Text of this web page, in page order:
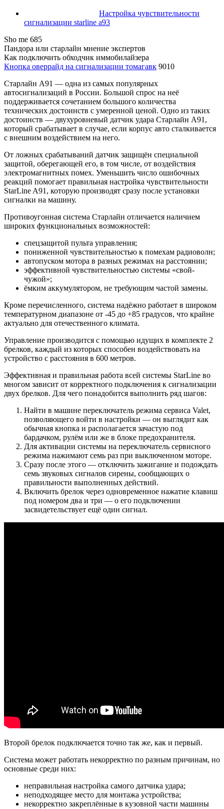
Настройка чувствительности
сигнализации starline a93
Sho me 685
Пандора или старлайн мнение экспертов
Как подключить обходчик иммобилайзера
Кнопка оверрайд на сигнализации томагавк 9010
Старлайн А91 — одна из самых популярных
автосигнализаций в России. Большой спрос на неё
поддерживается сочетанием большого количества
технических достоинств с умеренной ценой. Одно из таких
достоинств — двухуровневый датчик удара Старлайн А91,
который срабатывает в случае, если корпус авто сталкивается
с внешним воздействием на него.
От ложных срабатываний датчик защищён специальной
защитой, оберегающей его, в том числе, от воздействия
электромагнитных помех. Уменьшить число ошибочных
реакций помогает правильная настройка чувствительности
StarLine A91, которую производят сразу после установки
сигналки на машину.
Противоугонная система Старлайн отличается наличием
широких функциональных возможностей:
спецзащитой пульта управления;
пониженной чувствительностью к помехам радиоволн;
автопуском мотора в разных режимах на расстоянии;
эффективной чувствительностью системы «свой-
чужой»;
ёмким аккумулятором, не требующим частой замены.
Кроме перечисленного, система надёжно работает в широком
температурном диапазоне от -45 до +85 градусов, что крайне
актуально для отечественного климата.
Управление производится с помощью идущих в комплекте 2
брелков, каждый из которых способен воздействовать на
устройство с расстояния в 600 метров.
Эффективная и правильная работа всей системы StarLine во
многом зависит от корректного подключения к сигнализации
двух брелков. Для чего понадобится выполнить ряд шагов:
Найти в машине переключатель режима сервиса Valet,
позволяющего войти в настройки — он выглядит как
обычная кнопка и располагается зачастую под
бардачком, рулём или же в блоке предохранителя.
Для активации системы на переключатель сервисного
режима нажимают семь раз при выключенном моторе.
Сразу после этого — отключить зажигание и подождать
семь звуковых сигналов сирены, сообщающих о
правильности выполненных действий.
Включить брелок через одновременное нажатие клавиш
под номером два и три — о его подключении
засвидетельствует ещё один сигнал.
Второй брелок подключается точно так же, как и первый.
Система может работать некорректно по разным причинам, но
основные среди них:
неправильная настройка самого датчика удара;
неподходящее место для монтажа устройства;
некорректно закреплённые в кузовной части машины